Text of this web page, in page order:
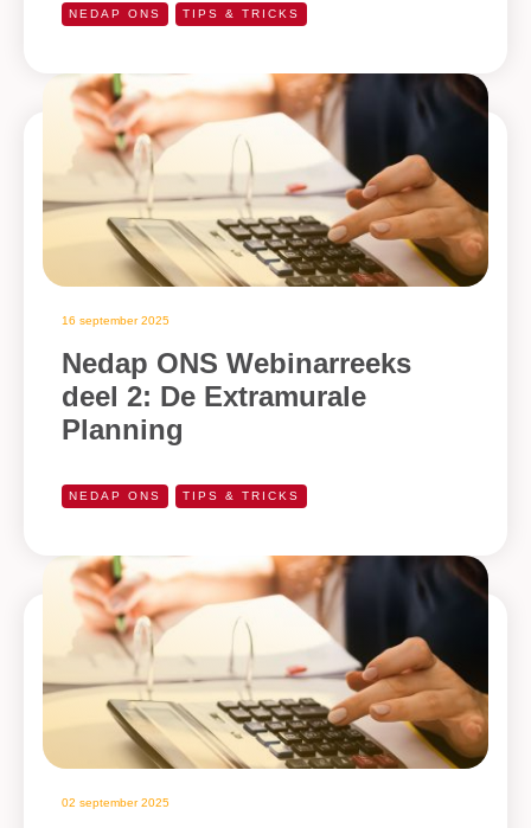
NEDAP ONS TIPS & TRICKS
16 september 2025
Nedap ONS Webinarreeks
deel 2: De Extramurale
Planning
NEDAP ONS TIPS & TRICKS
02 september 2025